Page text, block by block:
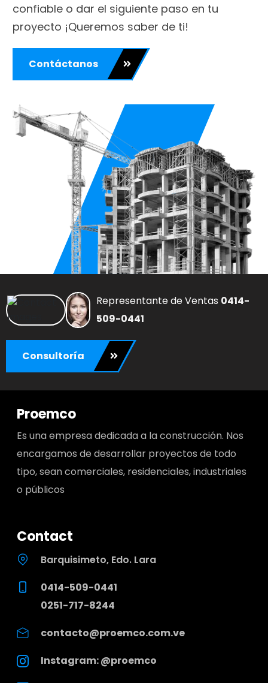
confiable o dar el siguiente paso en tu
proyecto ¡Queremos saber de ti!
Contáctanos
Representante de Ventas 0414-
509-0441
Consultoría
Proemco
Es una empresa dedicada a la construcción. Nos
encargamos de desarrollar proyectos de todo
tipo, sean comerciales, residenciales, industriales
o públicos
Contact
Barquisimeto, Edo. Lara
0414-509-0441
0251-717-8244
contacto@proemco.com.ve
Instagram: @proemco